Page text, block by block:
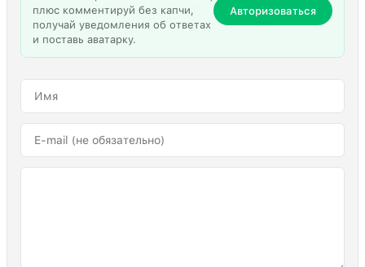
плюс комментируй без капчи,
получай уведомления об ответах
и поставь аватарку.
Авторизоваться